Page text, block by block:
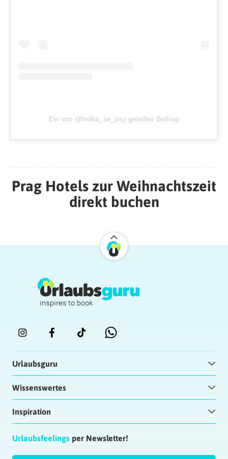
Ein von @holka_se_psy geteilter Beitrag
Prag Hotels zur Weihnachtszeit
direkt buchen
Urlaubsguru
Wissenswertes
Inspiration
Urlaubsfeelings per Newsletter!